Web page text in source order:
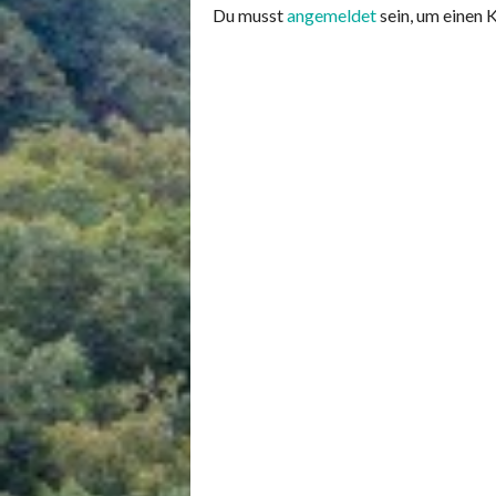
Du musstangemeldetsein, um einen